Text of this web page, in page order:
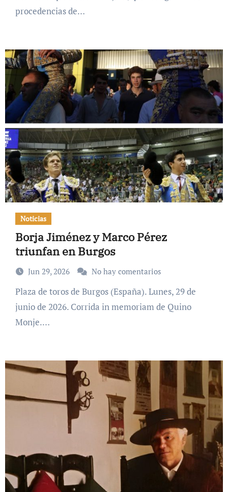
procedencias de…
Noticias
Borja Jiménez y Marco Pérez
triunfan en Burgos
Jun 29, 2026 No hay comentarios
Plaza de toros de Burgos (España). Lunes, 29 de
junio de 2026. Corrida in memoriam de Quino
Monje.…